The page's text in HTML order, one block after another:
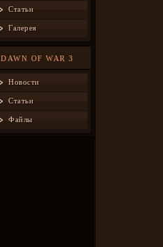
Статьи
Галерея
DAWN OF WAR 3
Новости
Статьи
Файлы